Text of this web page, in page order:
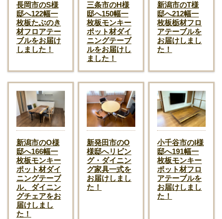
長岡市のS様
邸へ122幅一
枚板たぶのき
材フロアテー
ブルをお届け
しました！
三条市のH様
邸へ150幅一
枚板モンキー
ポット材ダイ
ニングテーブ
ルをお届けし
ました！
新潟市のT様
邸へ212幅一
枚板栃材フロ
アテーブルを
お届けしまし
た！
新潟市のO様
邸へ166幅一
枚板モンキー
ポット材ダイ
ニングテーブ
ル、ダイニン
グチェアをお
届けしまし
た！
新発田市のO
様邸へリビン
グ・ダイニン
グ家具一式を
お届けしまし
た！
小千谷市のI様
邸へ191幅一
枚板モンキー
ポット材フロ
アテーブルを
お届けしまし
た！